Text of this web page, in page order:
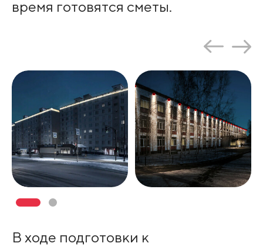
время готовятся сметы.
В ходе подготовки к